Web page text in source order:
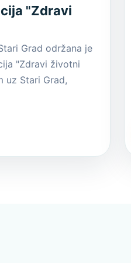
"Zdravi
Grad održana je
"Zdravi životni
uz Stari Grad,